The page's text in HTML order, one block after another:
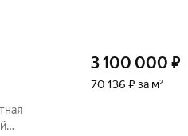
3 100 000 ₽
70 136 ₽ за м²